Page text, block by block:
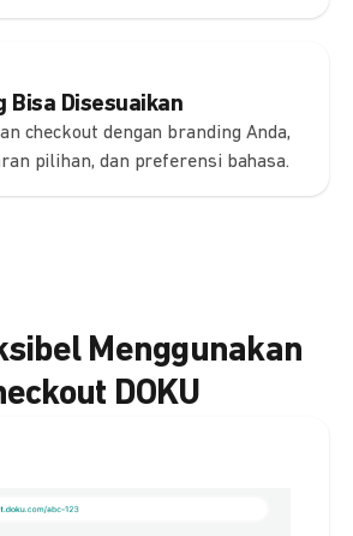
Bisa Disesuaikan
checkout dengan branding Anda,
pilihan, dan preferensi bahasa.
Menggunakan
DOKU